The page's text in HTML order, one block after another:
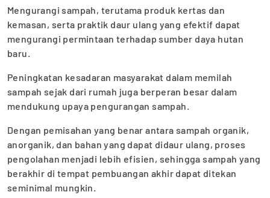
Mengurangi sampah, terutama produk kertas dan
kemasan, serta praktik daur ulang yang efektif dapat
mengurangi permintaan terhadap sumber daya hutan
baru.
Peningkatan kesadaran masyarakat dalam memilah
sampah sejak dari rumah juga berperan besar dalam
mendukung upaya pengurangan sampah.
Dengan pemisahan yang benar antara sampah organik,
anorganik, dan bahan yang dapat didaur ulang, proses
pengolahan menjadi lebih efisien, sehingga sampah yang
berakhir di tempat pembuangan akhir dapat ditekan
seminimal mungkin.